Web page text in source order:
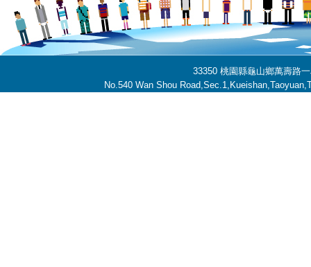
33350 桃園縣龜山鄉萬壽路
No.540 Wan Shou